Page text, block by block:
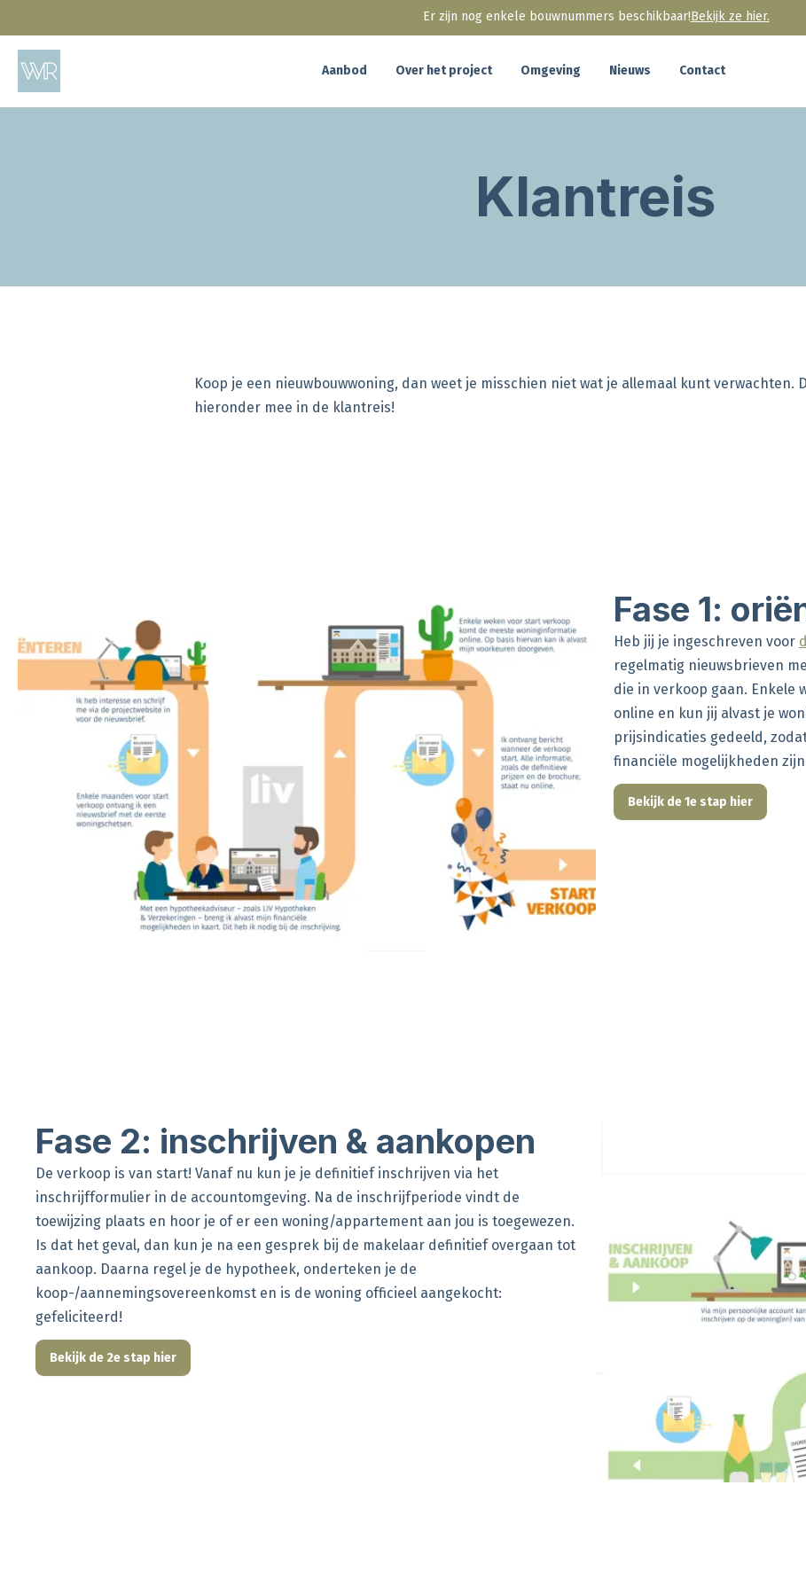
Er zijn nog enkele bouwnummers beschikbaar!Bekijk ze hier.
Skip
main
Aanbod Over het project Omgeving Nieuws Contact
Klantreis
Koop je een nieuwbouwwoning, dan weet je misschien niet wat je allemaal kunt verwachten.
hieronder mee in de klantreis!
Fase 1:
Heb jij je ingeschreven voor
regelmatig nieuwsbrieven
die in verkoop gaan. Enkele
online en kun jij alvast je
prijsindicaties gedeeld,
financiële mogelijkheden
Bekijk de 1e stap hier
Fase 2: inschrijven & aankopen
De verkoop is van start! Vanaf nu kun je je definitief inschrijven via het
inschrijfformulier in de accountomgeving. Na de inschrijfperiode vindt de
toewijzing plaats en hoor je of er een woning/appartement aan jou is toegewezen.
Is dat het geval, dan kun je na een gesprek bij de makelaar definitief overgaan tot
aankoop. Daarna regel je de hypotheek, onderteken je de
koop-/aannemingsovereenkomst en is de woning officieel aangekocht:
gefeliciteerd!
Bekijk de 2e stap hier